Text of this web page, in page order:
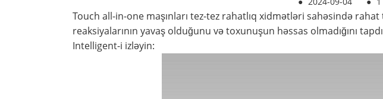
Touch all-in-one maşınları tez-tez rahatlıq xidmətləri sahəsində
reaksiyalarının yavaş olduğunu və toxunuşun həssas olmadığını
Intelligent-i izləyin: